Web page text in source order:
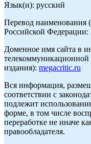
Язык(и): русский
Перевод наименования
Российской
Доменное имя сайта в
телекоммуникационной
издания): megacritic.ru
Вся информация,
соответствии с
подлежит
форме, в том числе
переработке не иначе
правообладателя.